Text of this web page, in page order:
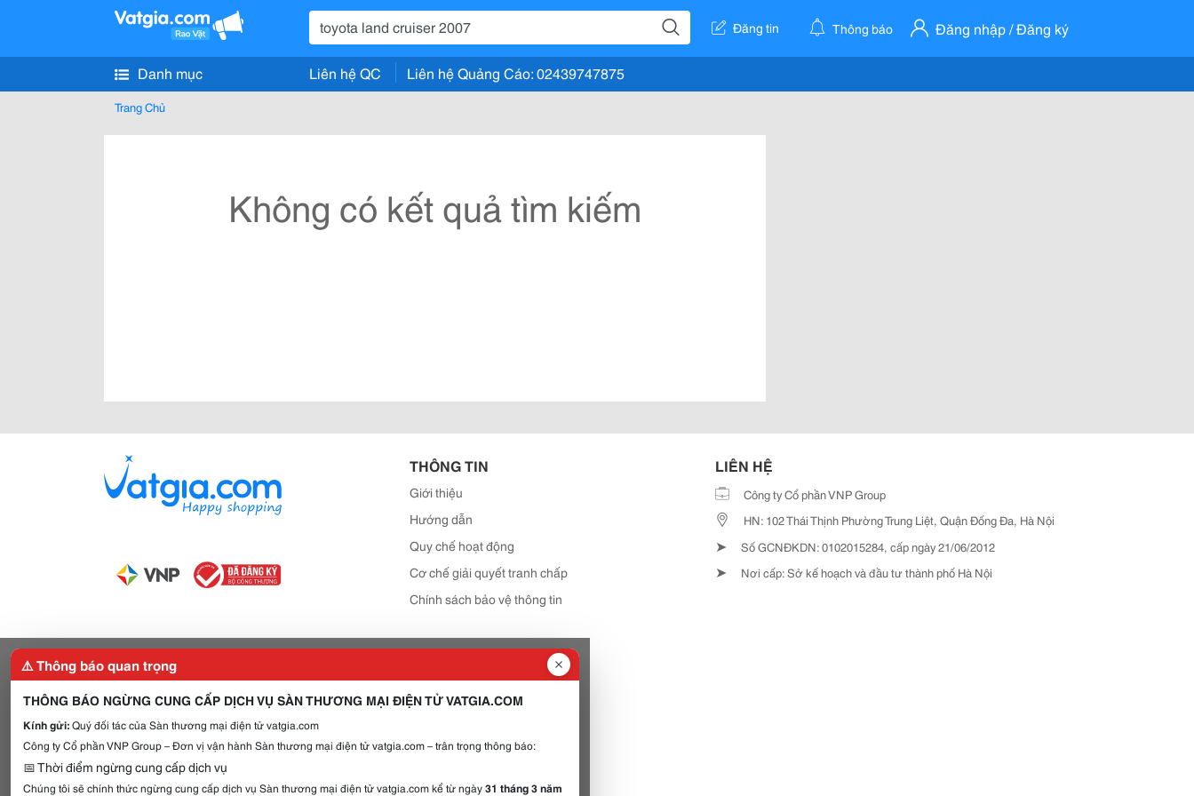
Đăng tin Thông báo Đăng nhập / Đăng ký
Danh mục Liên hệ QC Liên hệ Quảng Cáo: 02439747875
Trang Chủ
Không có kết quả tìm kiếm
THÔNG TIN
Giới thiệu
Hướng dẫn
Quy chế hoạt động
Cơ chế giải quyết tranh chấp
Chính sách bảo vệ thông tin
LIÊN HỆ
Công ty Cổ phần VNP Group
HN: 102 Thái Thịnh Phường Trung Liệt, Quận Đống Đa, Hà Nội
➤ Số GCNĐKDN: 0102015284, cấp ngày 21/06/2012
➤ Nơi cấp: Sở kế hoạch và đầu tư thành phố Hà Nội
⚠️ Thông báo quan trọng
THÔNG BÁO NGỪNG CUNG CẤP DỊCH VỤ SÀN THƯƠNG MẠI ĐIỆN TỬ VATGIA.COM
Kính gửi:Quý đối tác của Sàn thương mại điện tử vatgia.com
Công ty Cổ phần VNP Group – Đơn vị vận hành Sàn thương mại điện tử vatgia.com – trân trọng thông báo:
📅 Thời điểm ngừng cung cấp dịch vụ
Chúng tôi sẽ chính thức ngừng cung cấp dịch vụ Sàn thương mại điện tử vatgia.com kể từ ngày31 tháng 3 năm